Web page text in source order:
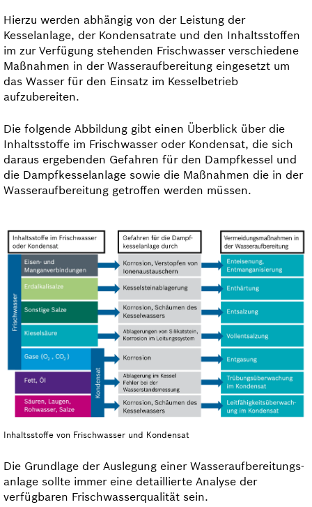
Hierzu werden abhängig von der Leistung der
Kesselanlage, der Kondensatrate und den Inhaltsstoffen
im zur Verfügung stehenden Frischwasser verschiedene
Maßnahmen in der Wasseraufbereitung eingesetzt um
das Wasser für den Einsatz im Kesselbetrieb
aufzubereiten.
Die folgende Abbildung gibt einen Überblick über die
Inhaltsstoffe im Frischwasser oder Kondensat, die sich
daraus ergebenden Gefahren für den Dampfkessel und
die Dampfkesselanlage sowie die Maßnahmen die in der
Wasseraufbereitung getroffen werden müssen.
Inhaltsstoffe von Frischwasser und Kondensat
Die Grundlage der Auslegung einer Wasser­aufbereitungs­
anlage sollte immer eine detaillierte Analyse der
verfügbaren Frischwasserqualität sein.